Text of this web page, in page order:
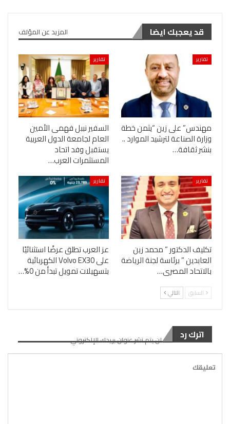
قد يعجبك ايضا المزيد عن المؤلف
تقارير
مهندس” على زين “يثمن خطة
وزارة الصناعة لترشيد الموارد ..
بنشر ثقافة…
تقارير
السفير نببل فهمى الأمين
العام لجامعة الدول العربية
يستقبل وفد اتحاد
المستثمرات العرب…
تقارير
تكليف الدكتور ” محمد زين
العابدين ” برئاسة لجنة الرياضة
بالاتحاد المصرى…
تقارير
عز العرب تطلق عرضًا استثنائيًا
على Volvo EX30 الكهربائية
بتسهيلات تمويل تبدأ من 0%…
السابق التالي
اترك رد لن يتم نشر عنوان بريدك الإلكتروني.